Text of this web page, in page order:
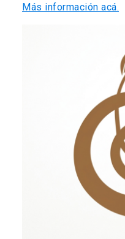
Más información acá.